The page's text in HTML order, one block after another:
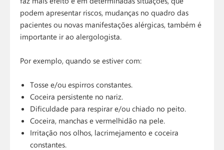
podem apresentar riscos, mudanças no quadro das
pacientes ou novas manifestações alérgicas, também é
importante ir ao alergologista.
Por exemplo, quando se estiver com:
Tosse e/ou espirros constantes.
Coceira persistente no nariz.
Dificuldade para respirar e/ou chiado no peito.
Coceira, manchas e vermelhidão na pele.
Irritação nos olhos, lacrimejamento e coceira
constantes.